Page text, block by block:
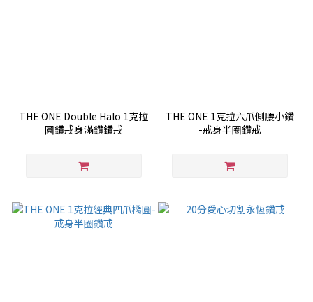
THE ONE Double Halo 1克拉
圓鑽戒身滿鑽鑽戒
THE ONE 1克拉六爪側腰小鑽
-戒身半圈鑽戒